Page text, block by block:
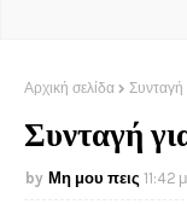
Αρχική σελίδα Συνταγή
Συνταγή
Μη μου πεις 11:42